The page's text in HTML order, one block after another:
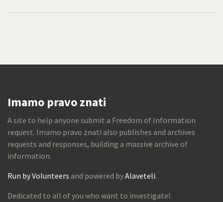
Imamo pravo znati
A site to help anyone submit a Freedom of Information
request. Imamo pravo znati also publishes and archives
requests and responses, building a massive archive of
information.
Run by Volunteers and powered byAlaveteli.
Dedicated to all of you who want to investigate!.